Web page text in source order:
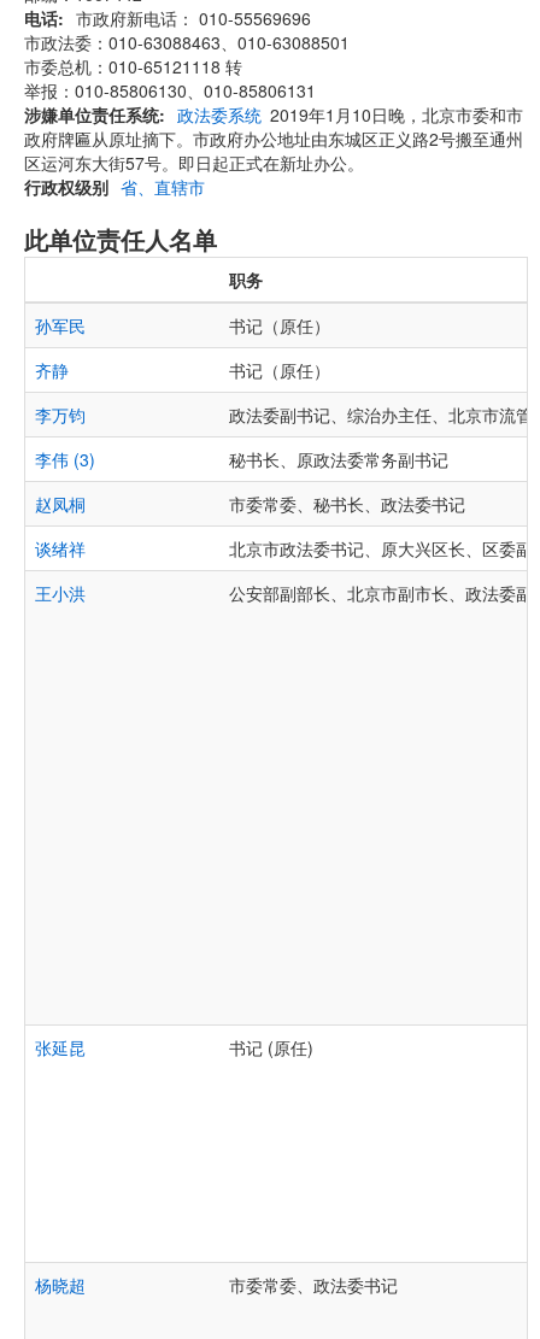
电话
市政府新电话： 010-55569696
市政法委：010-63088463、010-63088501
市委总机：010-65121118 转
举报：010-85806130、010-85806131
涉嫌单位责任系统
政法委系统 2019年1月10日晚，北京市委和市
政府牌匾从原址摘下。市政府办公地址由东城区正义路2号搬至通州
区运河东大街57号。即日起正式在新址办公。
行政权级别 省、直辖市
此单位责任人名单
职务
孙军民
书记（原任）
齐静
书记（原任）
李万钧
政法委副书记、综治办主任、北京市流管
李伟 (3)
秘书长、原政法委常务副书记
赵凤桐
市委常委、秘书长、政法委书记
谈绪祥
北京市政法委书记、原大兴区长、区委
王小洪
公安部副部长、北京市副市长、政法委
张延昆 书记 (原任)
杨晓超 市委常委、政法委书记